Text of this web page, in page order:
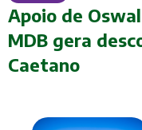
Apoio de
MDB gera
Caetano